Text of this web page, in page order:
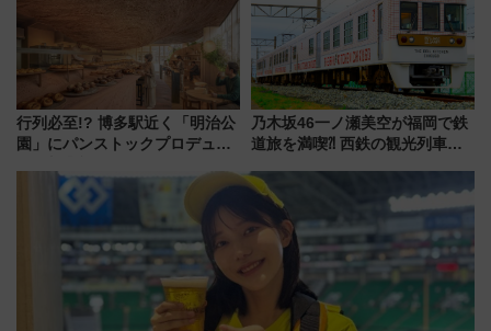
行列必至!? 博多駅近く「明治公
園」にパンストックプロデュー
オープン 秋からはビストロ営業
乃木坂46一ノ瀬美空が福岡で鉄
道旅を満喫⁈ 西鉄の観光列車
CHIKUGO」で巡る福岡･太宰
府･柳川の旅！YouTubeが公開
に